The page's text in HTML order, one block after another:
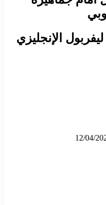
الإنجليزي
12/04/